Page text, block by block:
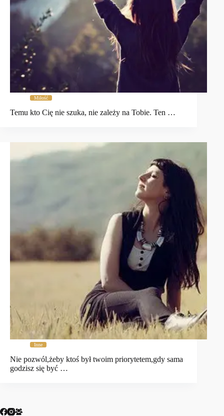
Miłość
Temu kto Cię nie szuka, nie zależy na Tobie. Ten …
Inne
Nie pozwól,żeby ktoś był twoim priorytetem,gdy sama
godzisz się być …